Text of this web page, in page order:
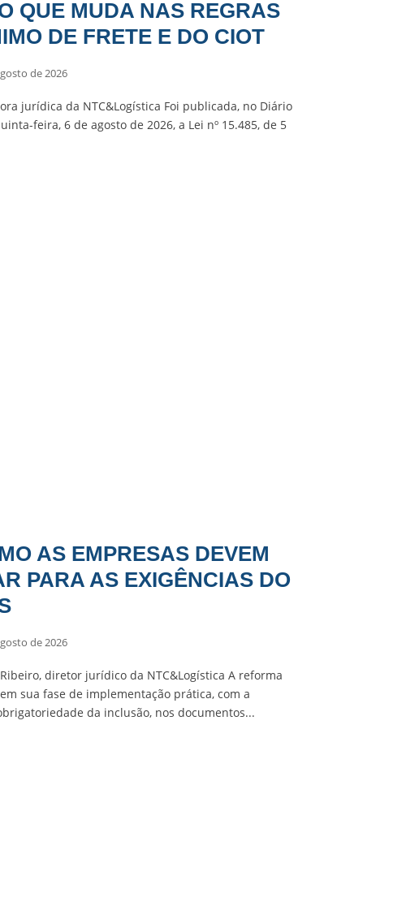
QUE MUDA NAS REGRAS
DE FRETE E DO CIOT
de 2026
jurídica da NTC&Logística Foi publicada, no Diário
feira, 6 de agosto de 2026, a Lei nº 15.485, de 5
AS EMPRESAS DEVEM
PARA AS EXIGÊNCIAS DO
de 2026
diretor jurídico da NTC&Logística A reforma
sua fase de implementação prática, com a
da inclusão, nos documentos...